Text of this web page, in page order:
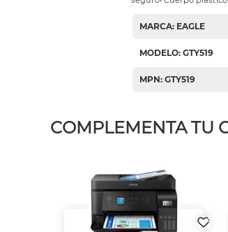
MARCA: EAGLE
MODELO: GTY519
MPN: GTY519
COMPLEMENTA TU